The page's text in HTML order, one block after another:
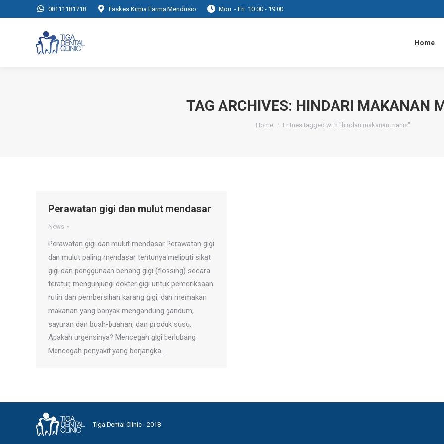
08111181718 Faskes Kimia Farma Mendrisio Mon. - Fri. 10:00 - 19:00
Home
TAG ARCHIVES: HINDARI MAKANAN
You are here:
Home Entries tagged with "hindari makanan manis"
Perawatan gigi dan mulut mendasar
News
Perawatan gigi dan mulut mendasar Perawatan gigi
dan mulut paling mendasar tentunya meliputi sikat
gigi dan penggunaan benang gigi (flossing) secara
teratur, mengunjungi dokter gigi untuk pemeriksaan
rutin dan pembersihan karang gigi, dan memakan
makanan yang banyak mengandung gandum,
sayuran dan buah-buahan, dan produk susu.
Apakah urgensinya? Mencegah gigi berlubang
Mencegah penyakit yang berjangka…
Tiga Dental Clinic - 2018